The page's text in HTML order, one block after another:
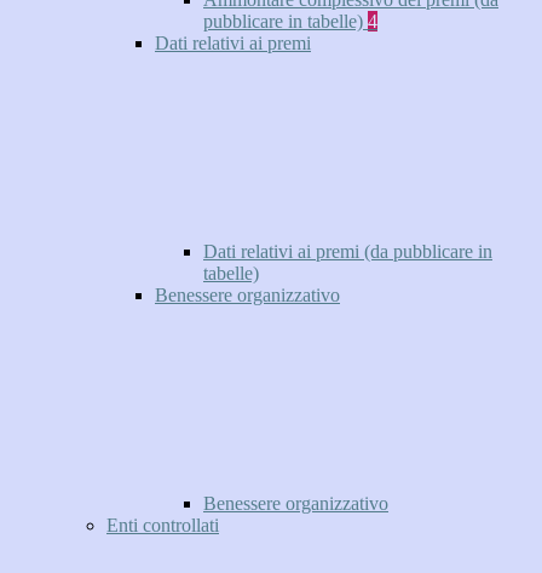
pubblicare in tabelle) 4
Dati relativi ai premi
Dati relativi ai premi (da pubblicare in
tabelle)
Benessere organizzativo
Benessere organizzativo
Enti controllati